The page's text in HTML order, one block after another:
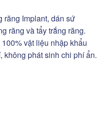
răng Implant, dán sứ
răng và tẩy trắng răng.
vật liệu nhập khẩu
không phát sinh chi phí ẩn.